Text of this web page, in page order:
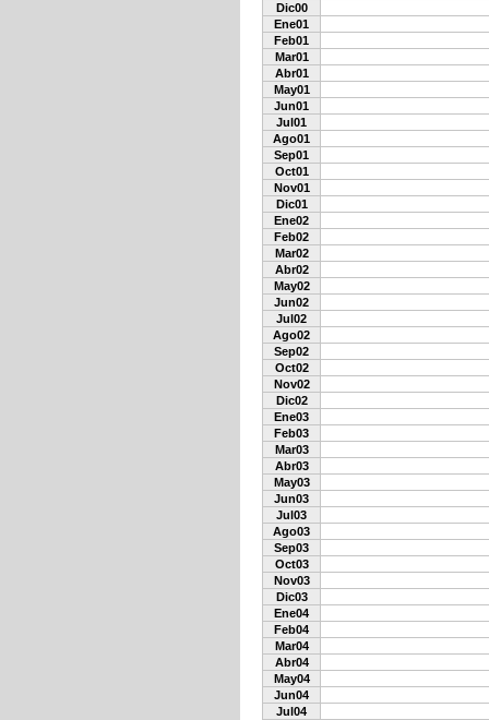
Dic00
Ene01
Feb01
Mar01
Abr01
May01
Jun01
Jul01
Ago01
Sep01
Oct01
Nov01
Dic01
Ene02
Feb02
Mar02
Abr02
May02
Jun02
Jul02
Ago02
Sep02
Oct02
Nov02
Dic02
Ene03
Feb03
Mar03
Abr03
May03
Jun03
Jul03
Ago03
Sep03
Oct03
Nov03
Dic03
Ene04
Feb04
Mar04
Abr04
May04
Jun04
Jul04